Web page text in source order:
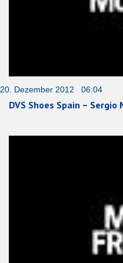
20. Dezember 2012 06:04
DVS Shoes Spain –